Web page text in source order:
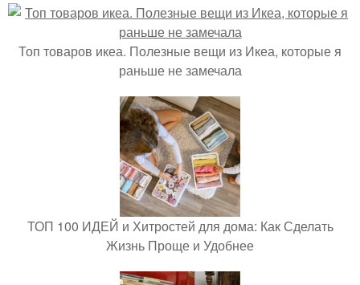
Топ товаров икеа. Полезные вещи из Икеа, которые я
раньше не замечала
ТОП 100 ИДЕЙ и Хитростей для дома: Как Сделать
Жизнь Проще и Удобнее